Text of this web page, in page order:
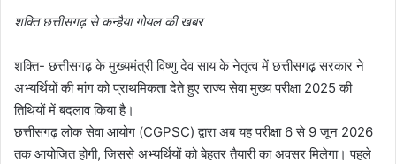
शक्ति छत्तीसगढ़ से कन्हैया गोयल की खबर
शक्ति- छत्तीसगढ़ के मुख्यमंत्री विष्णु देव साय के नेतृत्व में छत्तीसगढ़ सरकार ने
अभ्यर्थियों की मांग को प्राथमिकता देते हुए राज्य सेवा मुख्य परीक्षा 2025 की
तिथियों में बदलाव किया है।
छत्तीसगढ़ लोक सेवा आयोग (CGPSC) द्वारा अब यह परीक्षा 6 से 9 जून 2026
तक आयोजित होगी, जिससे अभ्यर्थियों को बेहतर तैयारी का अवसर मिलेगा। पहले